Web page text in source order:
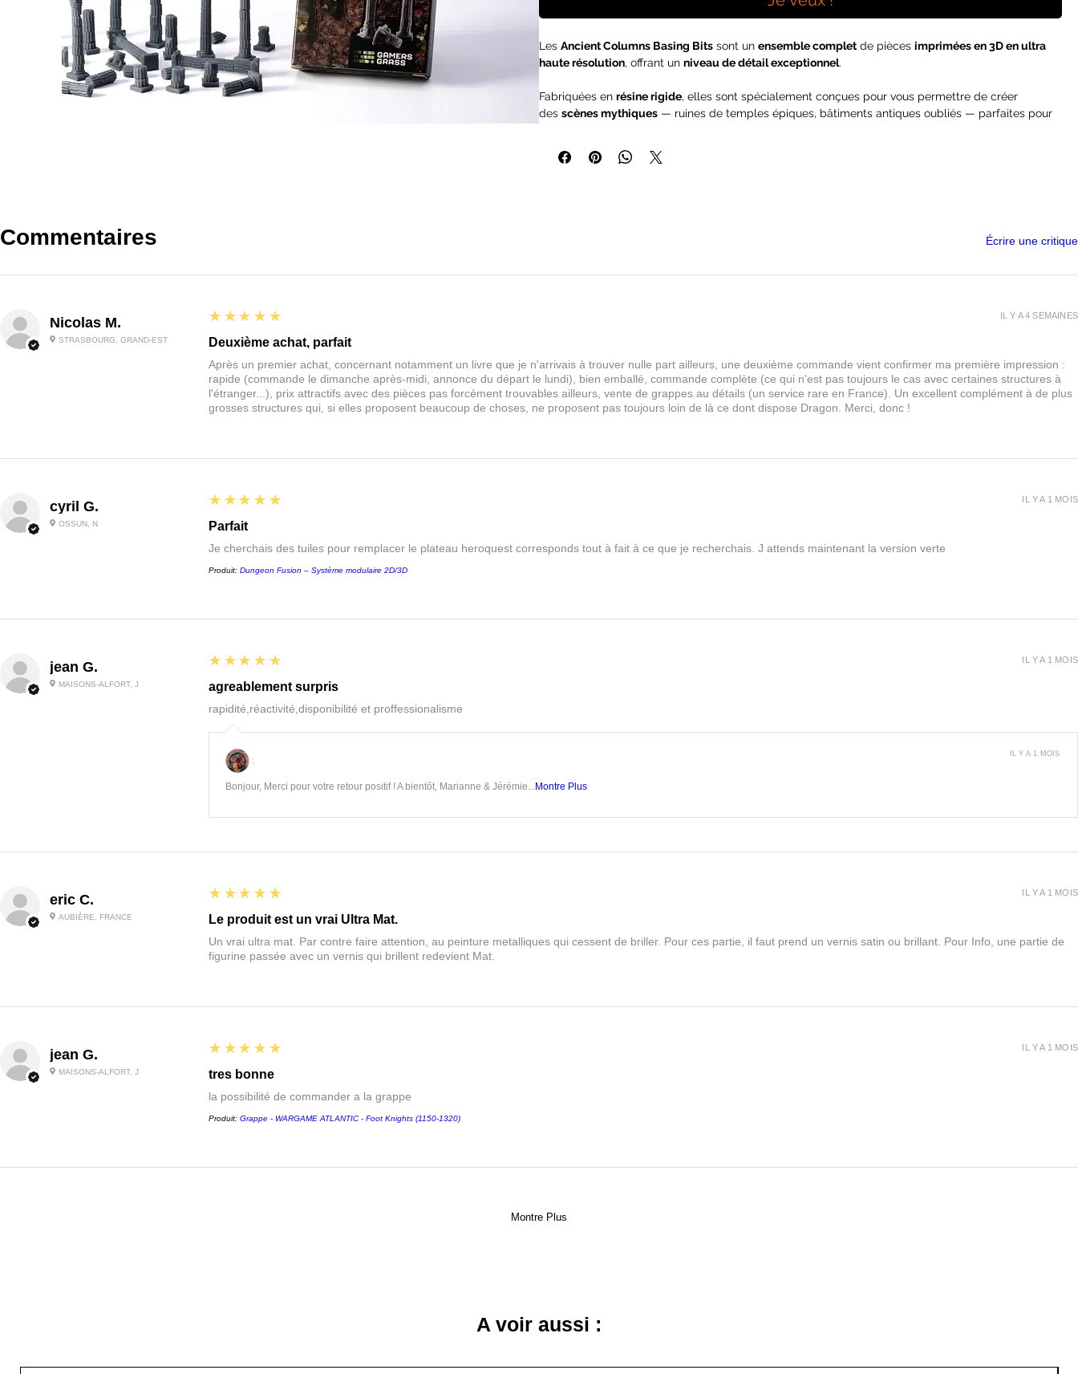
Les Ancient Columns Basing Bits sont un ensemble completde pièces imprimées en 3D en ultra
haute résolution, offrant un niveau de détail exceptionnel.
Fabriquées en résine rigide, elles sont spécialement conçues pour vous permettre de créer
des scènes mythiques — ruines de temples épiques, bâtiments antiques oubliés — parfaites pour
Érodées par les âges
civilisations disparues
Commentaires Écrire une critique
Nicolas M.
STRASBOURG, GRAND-EST
5
★★★★★
Deuxième achat, parfait
Après un premier achat, concernant notamment un livre que je n'arrivais à trouver nulle part ailleurs, une deuxième commande vient confirmer ma première impression :
rapide (commande le dimanche après-midi, annonce du départ le lundi), bien emballé, commande complète (ce qui n'est pas toujours le cas avec certaines structures à
l'étranger...), prix attractifs avec des pièces pas forcément trouvables ailleurs, vente de grappes au détails (un service rare en France). Un excellent complément à de plus
grosses structures qui, si elles proposent beaucoup de choses, ne proposent pas toujours loin de là ce dont dispose Dragon. Merci, donc !
IL Y A 4 SEMAINES
cyril G.
OSSUN, N
5
★★★★★
Parfait
Je cherchais des tuiles pour remplacer le plateau heroquest corresponds tout à fait à ce que je recherchais. J attends maintenant la version verte
Produit: Dungeon Fusion – Système modulaire 2D/3D
IL Y A 1 MOIS
jean G.
MAISONS-ALFORT, J
5
★★★★★
agreablement surpris
rapidité,réactivité,disponibilité et proffessionalisme
IL Y A 1 MOIS
:
Bonjour, Merci pour votre retour positif ! A bientôt, Marianne & Jérémie...Montre Plus
IL Y A 1 MOIS
eric C.
AUBIÈRE, FRANCE
5
★★★★★
Le produit est un vrai Ultra Mat.
Un vrai ultra mat. Par contre faire attention, au peinture metalliques qui cessent de briller. Pour ces partie, il faut prend un vernis satin ou brillant. Pour Info, une partie de
figurine passée avec un vernis qui brillent redevient Mat.
IL Y A 1 MOIS
jean G.
MAISONS-ALFORT, J
5
★★★★★
tres bonne
la possibilité de commander a la grappe
Produit: Grappe - WARGAME ATLANTIC - Foot Knights (1150-1320)
IL Y A 1 MOIS
Montre Plus
A voir aussi :